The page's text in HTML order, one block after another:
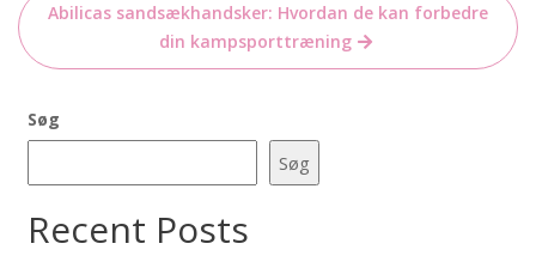
Abilicas sandsækhandsker: Hvordan de kan forbedre
din kampsporttræning
Søg
Søg
Recent Posts